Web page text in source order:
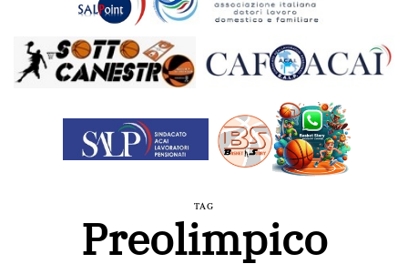
TAG
Preolimpico